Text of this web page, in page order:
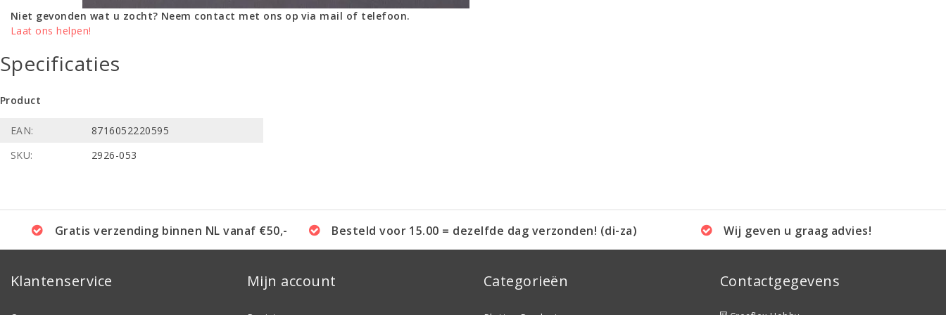
Niet gevonden wat u zocht? Neem contact met ons op via mail of telefoon.
Laat ons helpen!
Specificaties
Product
EAN:
8716052220595
SKU:
2926-053
Gratis verzending binnen NL vanaf €50,- Besteld voor 15.00 = dezelfde dag verzonden! (di-za) Wij geven u graag advies!
Klantenservice Mijn account Categorieën Contactgegevens